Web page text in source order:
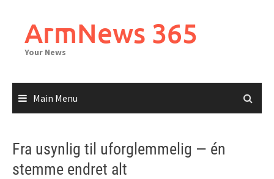
contentArmNews 365
Your News
Main Menu
Fra usynlig til uforglemmelig — én
stemme endret alt